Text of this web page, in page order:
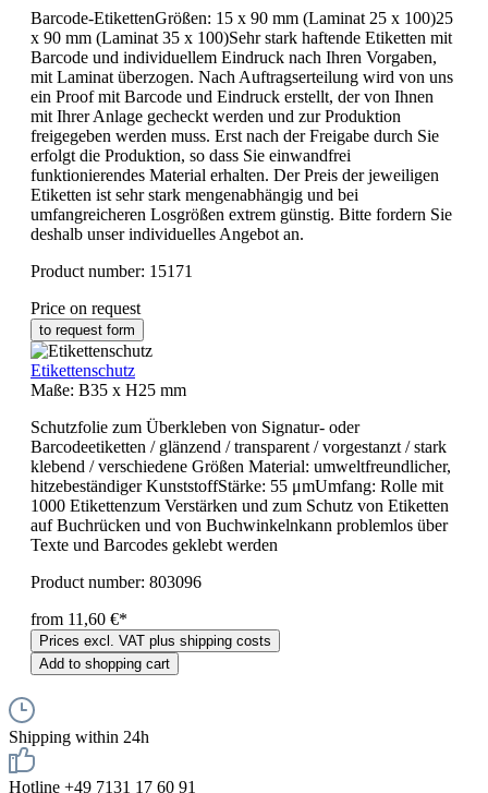
Barcode-EtikettenGrößen: 15 x 90 mm (Laminat 25 x 100)25
x 90 mm (Laminat 35 x 100)Sehr stark haftende Etiketten mit
Barcode und individuellem Eindruck nach Ihren Vorgaben,
mit Laminat überzogen. Nach Auftragserteilung wird von uns
ein Proof mit Barcode und Eindruck erstellt, der von Ihnen
mit Ihrer Anlage gecheckt werden und zur Produktion
freigegeben werden muss. Erst nach der Freigabe durch Sie
erfolgt die Produktion, so dass Sie einwandfrei
funktionierendes Material erhalten. Der Preis der jeweiligen
Etiketten ist sehr stark mengenabhängig und bei
umfangreicheren Losgrößen extrem günstig. Bitte fordern Sie
deshalb unser individuelles Angebot an.
Product number: 15171
Price on request
to request form
Etikettenschutz
Maße: B35 x H25 mm
Schutzfolie zum Überkleben von Signatur- oder
Barcodeetiketten / glänzend / transparent / vorgestanzt / stark
klebend / verschiedene Größen Material: umweltfreundlicher,
hitzebeständiger KunststoffStärke: 55 μmUmfang: Rolle mit
1000 Etikettenzum Verstärken und zum Schutz von Etiketten
auf Buchrücken und von Buchwinkelnkann problemlos über
Texte und Barcodes geklebt werden
Product number: 803096
from 11,60 €*
Prices excl. VAT plus shipping costs
Add to shopping cart
Shipping within 24h
Hotline +49 7131 17 60 91